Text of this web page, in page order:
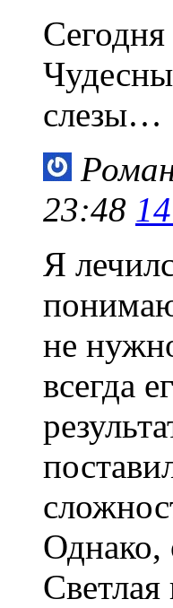
слезы…
23:48
Я
не
всегда